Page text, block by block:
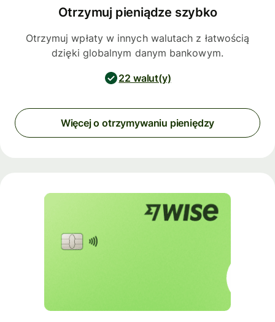
Otrzymuj pieniądze szybko
Otrzymuj wpłaty w innych walutach z łatwością
dzięki globalnym danym bankowym.
22 walut(y)
Więcej o otrzymywaniu pieniędzy